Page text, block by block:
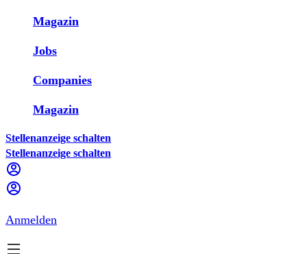
Magazin
Jobs
Companies
Magazin
Stellenanzeige schalten
Stellenanzeige schalten
Anmelden